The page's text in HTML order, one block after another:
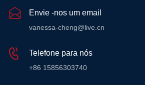
Envie -nos um email
vanessa-cheng@live.cn
Telefone para nós
+86 15856303740